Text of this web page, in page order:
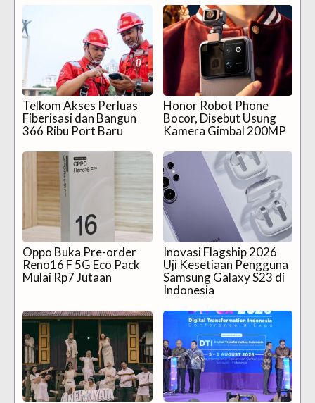
Telkom Akses Perluas
Fiberisasi dan Bangun
366 Ribu Port Baru
Honor Robot Phone
Bocor, Disebut Usung
Kamera Gimbal 200MP
Oppo Buka Pre-order
Reno16 F 5G Eco Pack
Mulai Rp7 Jutaan
Inovasi Flagship 2026
Uji Kesetiaan Pengguna
Samsung Galaxy S23 di
Indonesia